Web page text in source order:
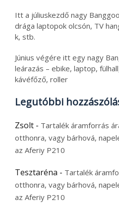
Itt a júliuskezdő nagy
drága laptopok olcsón, TV
k, stb.
Június végére itt egy nagy
leárazás – ebike, laptop,
kávéfőző, roller
Legutóbbi
Zsolt - Tartalék áramforrás
otthonra, vagy bárhová,
az Aferiy P210
Tesztaréna - Tartalék
otthonra, vagy bárhová,
az Aferiy P210